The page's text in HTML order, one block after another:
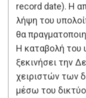
record date). Η
λήψη του
θα
Η καταβολή του
ξεκινήσει την
χειριστών των
μέσω του